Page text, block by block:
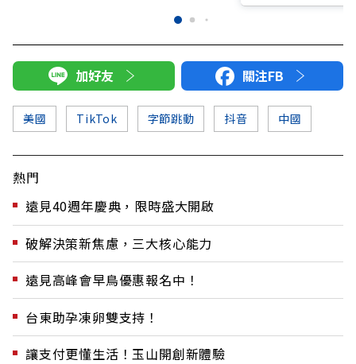
加好友 關注FB
美國 TikTok 字節跳動 抖音 中國
熱門
遠見40週年慶典，限時盛大開啟
破解決策新焦慮，三大核心能力
遠見高峰會早鳥優惠報名中！
台東助孕凍卵雙支持！
讓支付更懂生活！玉山開創新體驗